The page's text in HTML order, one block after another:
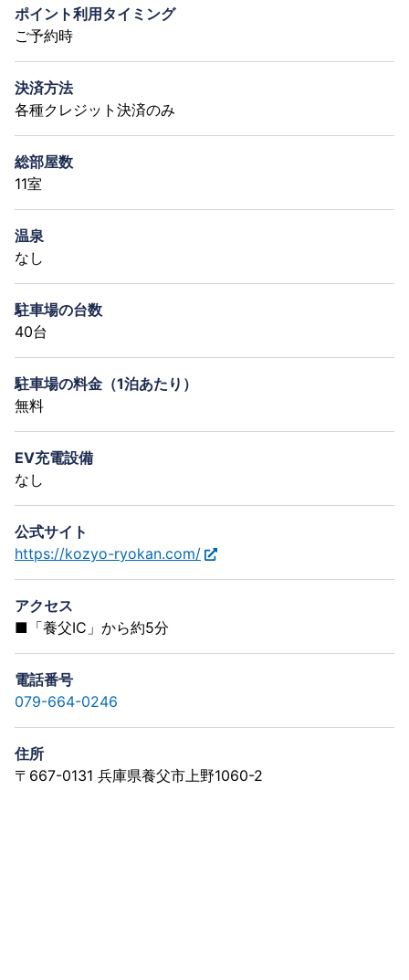
ポイント利用タイミング
ご予約時
決済方法
各種クレジット決済のみ
総部屋数
11室
温泉
なし
駐車場の台数
40台
駐車場の料金（1泊あたり）
無料
EV充電設備
なし
公式サイト
https://kozyo-ryokan.com/
アクセス
■「養父IC」から約5分
電話番号
079-664-0246
住所
〒667-0131 兵庫県養父市上野1060-2